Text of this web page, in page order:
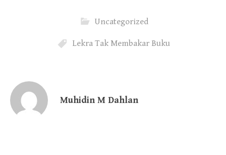
Uncategorized
Lekra Tak Membakar Buku
Muhidin M Dahlan